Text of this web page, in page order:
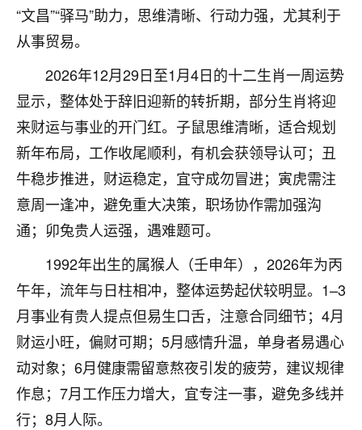
“文昌”“驿马”助力，思维清晰、行动力强，尤其利于
从事贸易。
2026年12月29日至1月4日的十二生肖一周运势
显示，整体处于辞旧迎新的转折期，部分生肖将迎
来财运与事业的开门红。子鼠思维清晰，适合规划
新年布局，工作收尾顺利，有机会获领导认可；丑
牛稳步推进，财运稳定，宜守成勿冒进；寅虎需注
意周一逢冲，避免重大决策，职场协作需加强沟
通；卯兔贵人运强，遇难题可。
1992年出生的属猴人（壬申年），2026年为丙
午年，流年与日柱相冲，整体运势起伏较明显。1–3
月事业有贵人提点但易生口舌，注意合同细节；4月
财运小旺，偏财可期；5月感情升温，单身者易遇心
动对象；6月健康需留意熬夜引发的疲劳，建议规律
作息；7月工作压力增大，宜专注一事，避免多线并
行；8月人际。
鹿森：恭喜升职加薪！！，请客吗？�
12小时前 来自北京
心心相印
我身体不太好，总是病病殃殃的，去检查又没什么大
问题，反正就是不舒服。中医西医看遍了，找不到问
题，后来无意中看到有人推荐慧来老师，跟老师聊过
之后，心情豁然开朗，也听老师建议，处理了一些因
果问题。今年以来，身体比以前好多，主要是心情好
了，老师说境随心转，现在深有体会了。
鹿森 ：是的，其实跟老师聊过之后，最大的感
触，首先就是心态会变好，万般皆是命，半点
不由人！
1天前 来自四川
金白水清
我也想找老师看看，有没有人给个联系方式的啊？
鹿森：慧来老师微信：gjsy0624